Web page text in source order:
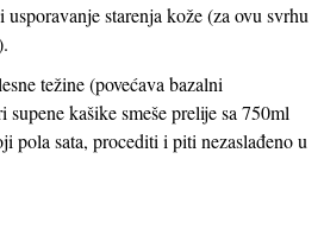
starenja kože (za ovu svrhu
težine (povećava bazalni
kašike smeše prelije sa 750ml
pola sata, procediti i piti nezaslađeno u